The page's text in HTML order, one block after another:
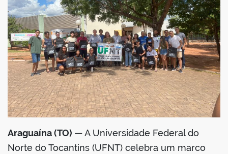
Araguaína (TO) — A Universidade Federal do
Norte do Tocantins (UFNT) celebra um marco